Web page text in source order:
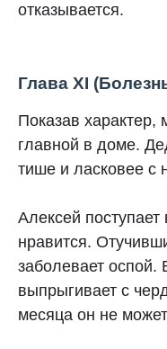
отказывается.
Глава XI
Показав характер,
главной в доме.
тише и ласковее с
Алексей
нравится.
заболевает оспой.
выпрыгивает с
месяца он не